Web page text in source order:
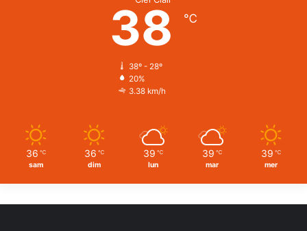
38 ℃
38º - 28º
20%
3.38 km/h
36 ℃
sam
36 ℃
dim
39 ℃
lun
39 ℃
mar
39 ℃
mer